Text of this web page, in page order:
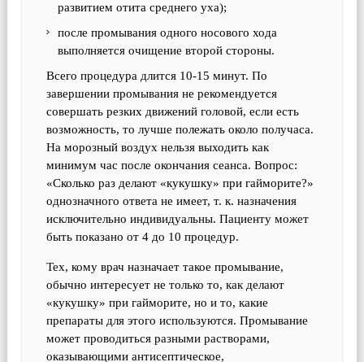
развитием отита среднего уха);
после промывания одного носового хода
выполняется очищение второй стороны.
Всего процедура длится 10-15 минут. По
завершении промывания не рекомендуется
совершать резких движений головой, если есть
возможность, то лучше полежать около получаса.
На морозный воздух нельзя выходить как
минимум час после окончания сеанса. Вопрос:
«Сколько раз делают «кукушку» при гайморите?»
однозначного ответа не имеет, т. к. назначения
исключительно индивидуальны. Пациенту может
быть показано от 4 до 10 процедур.
Тех, кому врач назначает такое промывание,
обычно интересует не только то, как делают
«кукушку» при гайморите, но и то, какие
препараты для этого используются. Промывание
может проводиться разными растворами,
оказывающими антисептическое,